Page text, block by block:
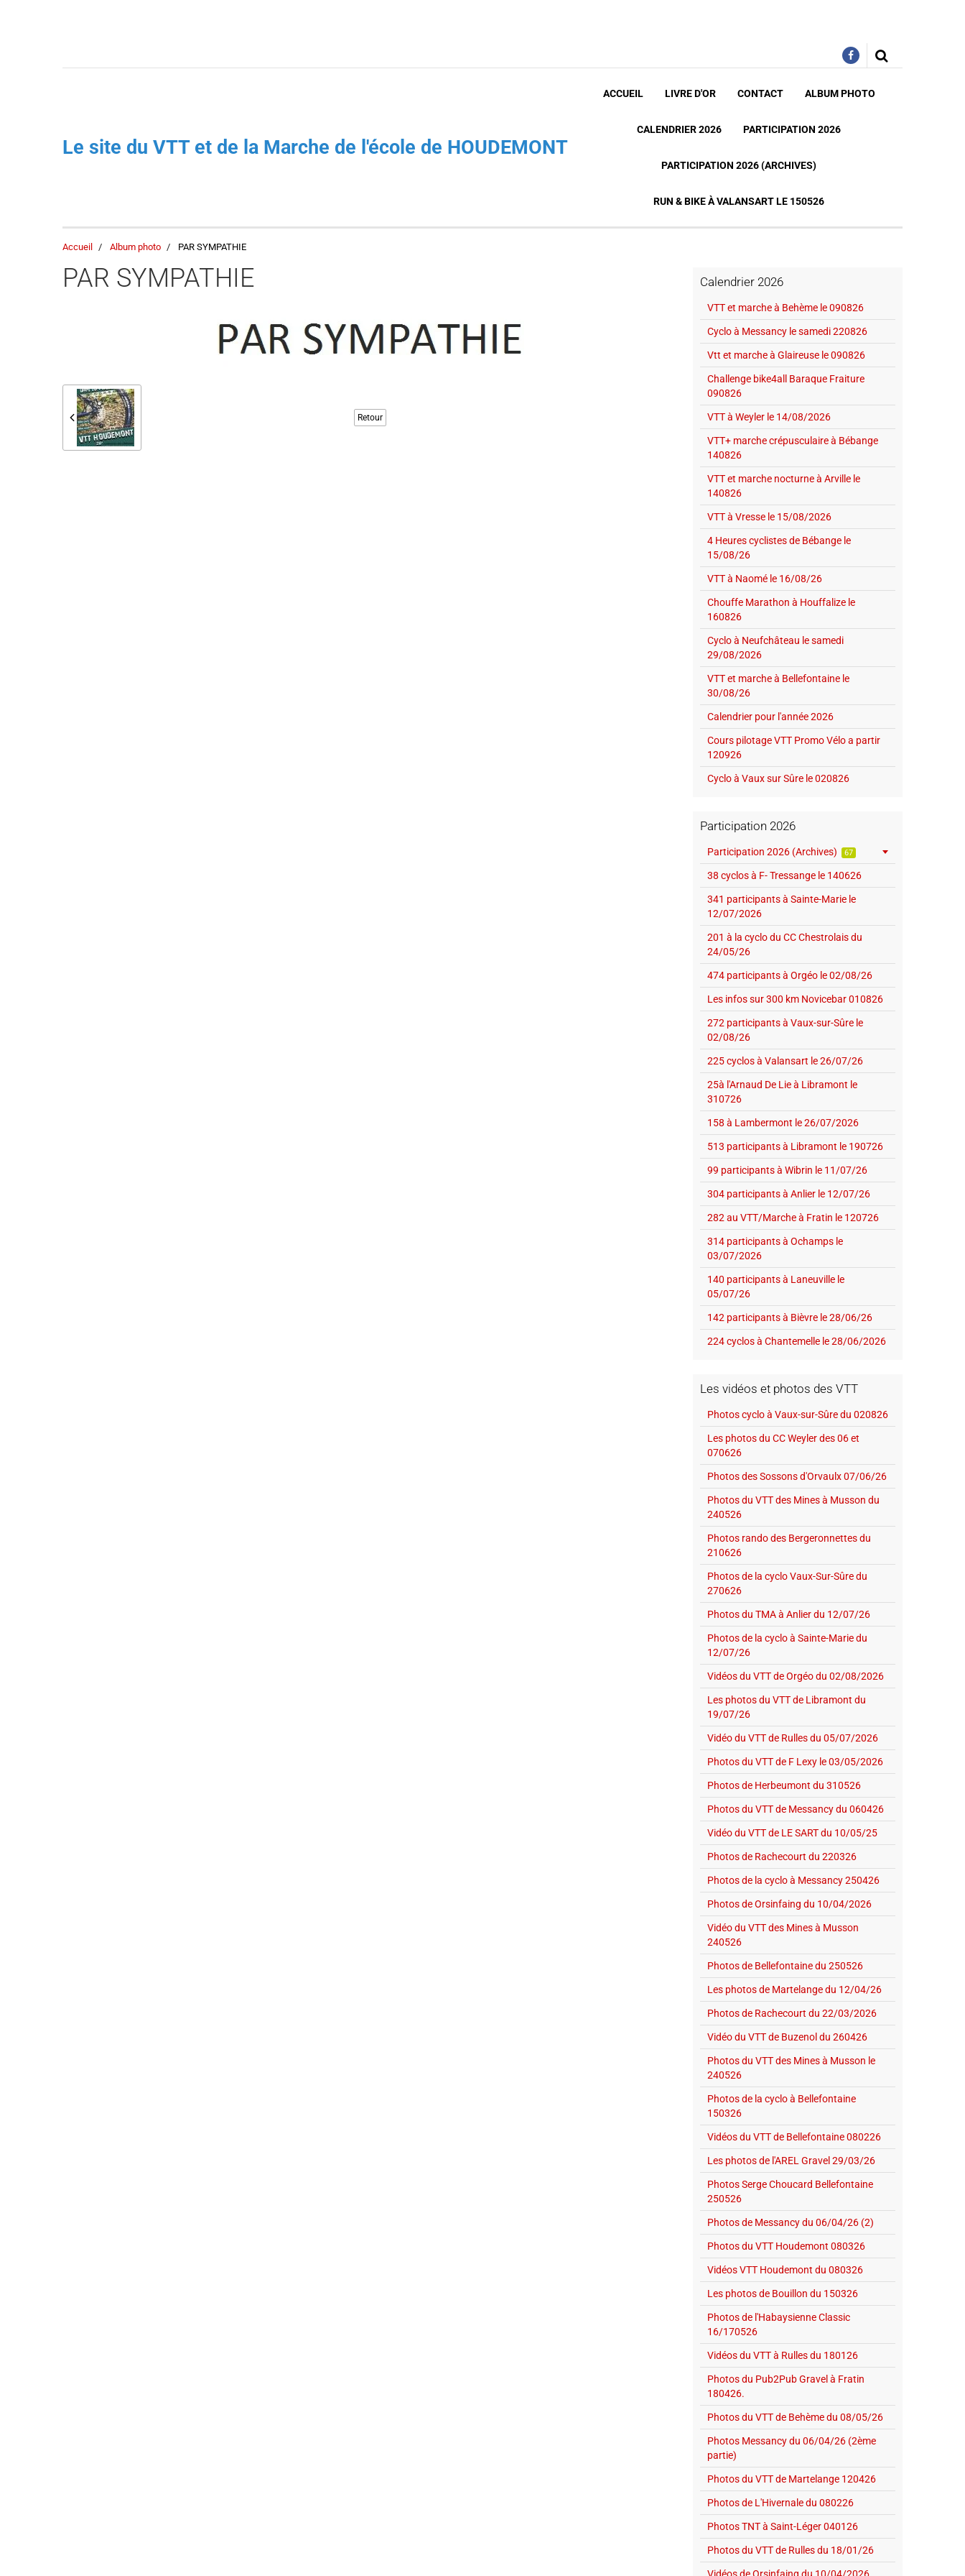
Le site du VTT et de la Marche de l'école de HOUDEMONT
ACCUEIL LIVRE D'OR CONTACT ALBUM PHOTO
CALENDRIER 2026 PARTICIPATION 2026
PARTICIPATION 2026 (ARCHIVES)
RUN & BIKE À VALANSART LE 150526
Accueil Album photo PAR SYMPATHIE
PAR SYMPATHIE
Retour
Calendrier 2026
VTT et marche à Behème le 090826
Cyclo à Messancy le samedi 220826
Vtt et marche à Glaireuse le 090826
Challenge bike4all Baraque Fraiture
090826
VTT à Weyler le 14/08/2026
VTT+ marche crépusculaire à Bébange
140826
VTT et marche nocturne à Arville le
140826
VTT à Vresse le 15/08/2026
4 Heures cyclistes de Bébange le
15/08/26
VTT à Naomé le 16/08/26
Chouffe Marathon à Houffalize le
160826
Cyclo à Neufchâteau le samedi
29/08/2026
VTT et marche à Bellefontaine le
30/08/26
Calendrier pour l'année 2026
Cours pilotage VTT Promo Vélo a partir
120926
Cyclo à Vaux sur Sûre le 020826
Participation 2026
Participation 2026 (Archives) 67
38 cyclos à F- Tressange le 140626
341 participants à Sainte-Marie le
12/07/2026
201 à la cyclo du CC Chestrolais du
24/05/26
474 participants à Orgéo le 02/08/26
Les infos sur 300 km Novicebar 010826
272 participants à Vaux-sur-Sûre le
02/08/26
225 cyclos à Valansart le 26/07/26
25à l'Arnaud De Lie à Libramont le
310726
158 à Lambermont le 26/07/2026
513 participants à Libramont le 190726
99 participants à Wibrin le 11/07/26
304 participants à Anlier le 12/07/26
282 au VTT/Marche à Fratin le 120726
314 participants à Ochamps le
03/07/2026
140 participants à Laneuville le
05/07/26
142 participants à Bièvre le 28/06/26
224 cyclos à Chantemelle le 28/06/2026
Les vidéos et photos des VTT
Photos cyclo à Vaux-sur-Sûre du 020826
Les photos du CC Weyler des 06 et
070626
Photos des Sossons d'Orvaulx 07/06/26
Photos du VTT des Mines à Musson du
240526
Photos rando des Bergeronnettes du
210626
Photos de la cyclo Vaux-Sur-Sûre du
270626
Photos du TMA à Anlier du 12/07/26
Photos de la cyclo à Sainte-Marie du
12/07/26
Vidéos du VTT de Orgéo du 02/08/2026
Les photos du VTT de Libramont du
19/07/26
Vidéo du VTT de Rulles du 05/07/2026
Photos du VTT de F Lexy le 03/05/2026
Photos de Herbeumont du 310526
Photos du VTT de Messancy du 060426
Vidéo du VTT de LE SART du 10/05/25
Photos de Rachecourt du 220326
Photos de la cyclo à Messancy 250426
Photos de Orsinfaing du 10/04/2026
Vidéo du VTT des Mines à Musson
240526
Photos de Bellefontaine du 250526
Les photos de Martelange du 12/04/26
Photos de Rachecourt du 22/03/2026
Vidéo du VTT de Buzenol du 260426
Photos du VTT des Mines à Musson le
240526
Photos de la cyclo à Bellefontaine
150326
Vidéos du VTT de Bellefontaine 080226
Les photos de l'AREL Gravel 29/03/26
Photos Serge Choucard Bellefontaine
250526
Photos de Messancy du 06/04/26 (2)
Photos du VTT Houdemont 080326
Vidéos VTT Houdemont du 080326
Les photos de Bouillon du 150326
Photos de l'Habaysienne Classic
16/170526
Vidéos du VTT à Rulles du 180126
Photos du Pub2Pub Gravel à Fratin
180426.
Photos du VTT de Behème du 08/05/26
Photos Messancy du 06/04/26 (2ème
partie)
Photos du VTT de Martelange 120426
Photos de L'Hivernale du 080226
Photos TNT à Saint-Léger 040126
Photos du VTT de Rulles du 18/01/26